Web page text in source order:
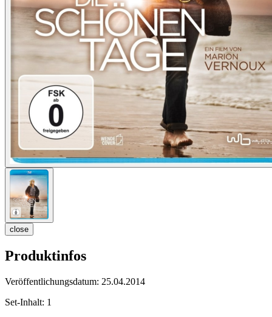
close
Produktinfos
Veröffentlichungsdatum: 25.04.2014
Set-Inhalt: 1